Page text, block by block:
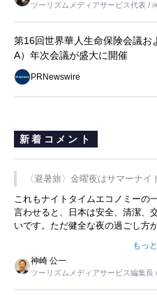
ツーリズムメディアサービス代表 /
第16回世界華人生命保険会議
A）年次会議が盛大に開催
PRNewswire
新着コメント
〈避暑旅〉金曜夜はサマーナ
これもナイトタイムエコノミーの
言わせると、日本は安全、清潔、
いです。ただ健全な夜の過ごし方
ような意味で、金曜夜にこのよう
限らず外国人にとっても楽しみが
もっ
神崎 公一
ツーリズムメディアサービス編集長